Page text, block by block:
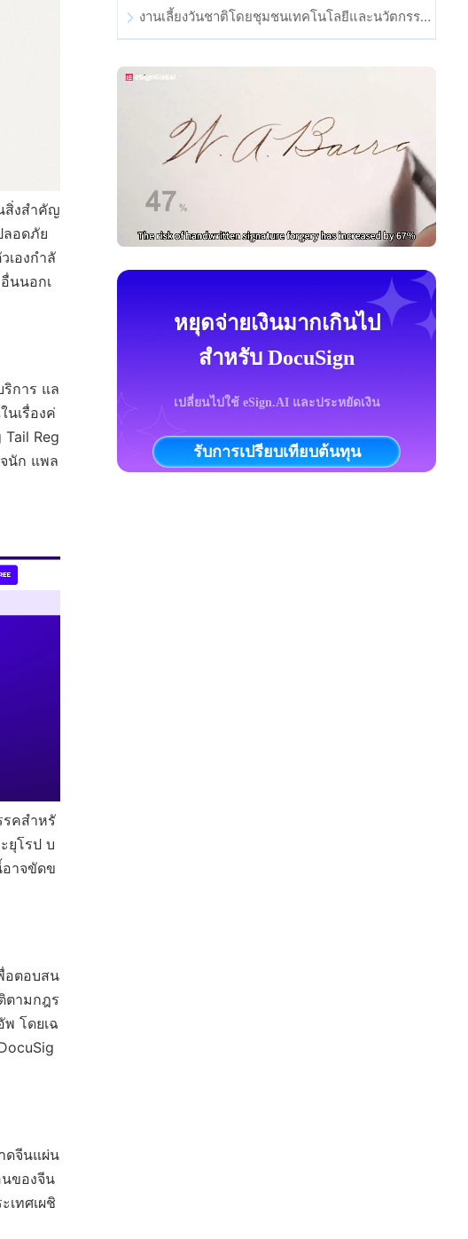
สิ่งสำคัญ
ลอดภัย
เองกำลั
นนอกเ
การ แล
นเรื่องค่
Reg
นัก แพล
คสำหรั
ยุโรป บ
าจขัดข
อตอบสน
ตามกฎร
โดยเฉ
ดจีนแผ่น
ของจีน
ทศเผชิ
งานเลี้ยงวันชาติโดยชุมชนเทคโนโลยีและนวัตกรรมฮ่องกง
หยุดจ่ายเงินมากเกินไป
สำหรับ DocuSign
เปลี่ยนไปใช้ eSign.AI และประหยัดเงิน
รับการเปรียบเทียบต้นทุน